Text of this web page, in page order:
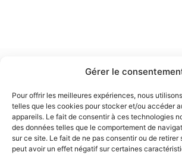
Gérer le
Pour offrir les meilleures expériences, nous
telles que les cookies pour stocker et/ou accéder
appareils. Le fait de consentir à ces technologies
des données telles que le comportement de
sur ce site. Le fait de ne pas consentir ou de retirer
peut avoir un effet négatif sur certaines